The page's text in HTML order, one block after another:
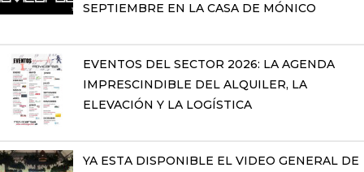
SEPTIEMBRE EN LA CASA DE MÓNICO
EVENTOS DEL SECTOR 2026: LA AGENDA
IMPRESCINDIBLE DEL ALQUILER, LA
ELEVACIÓN Y LA LOGÍSTICA
YA ESTA DISPONIBLE EL VIDEO GENERAL DE